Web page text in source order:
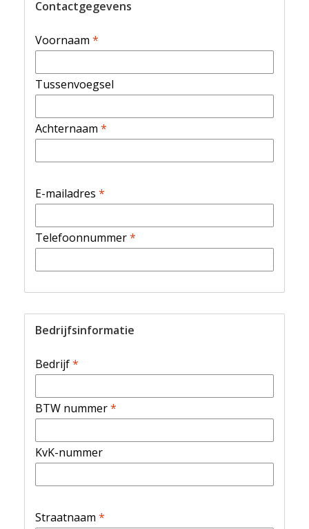
Contactgegevens
Voornaam *
Tussenvoegsel
Achternaam *
E-mailadres *
Telefoonnummer*
Bedrijfsinformatie
Bedrijf*
BTW nummer*
KvK-nummer
Straatnaam *